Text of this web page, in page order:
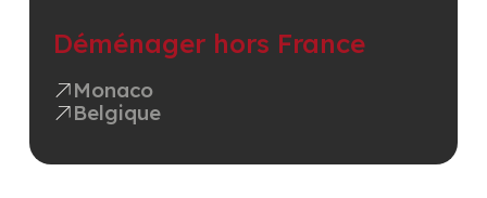
Déménager hors France
Monaco
Belgique